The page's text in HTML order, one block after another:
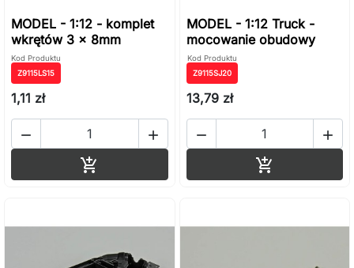
MODEL - 1:12 - komplet
wkrętów 3 x 8mm
Kod Produktu
Z9115LS15
1,11 zł
 

MODEL - 1:12 Truck -
mocowanie obudowy
Kod Produktu
Z9115SJ20
13,79 zł
 
